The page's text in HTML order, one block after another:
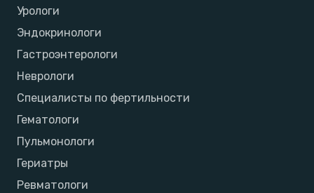
Урологи
Эндокринологи
Гастроэнтерологи
Неврологи
Специалисты по фертильности
Гематологи
Пульмонологи
Гериатры
Ревматологи